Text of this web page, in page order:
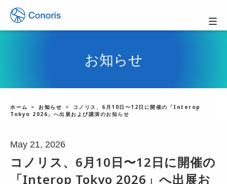
お知らせ
ホーム お知らせ
コノリス、6月10日〜12日に開催の「Interop
Tokyo 2026」へ出展および講演のお知らせ
May 21, 2026
コノリス、6月10日〜12日に開催の
「Interop Tokyo 2026」へ出展お